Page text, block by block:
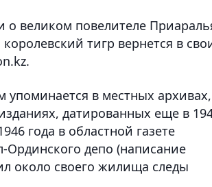
великом повелителе
тигр вернется в
в местных архивах,
датированных еще в
года в областной газете
Ординского депо (написание
около своего жилища следы